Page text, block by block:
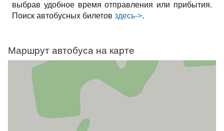
выбрав удобное время отправления или прибытия.
Поиск автобусных билетов здесь->.
Маршрут автобуса на карте